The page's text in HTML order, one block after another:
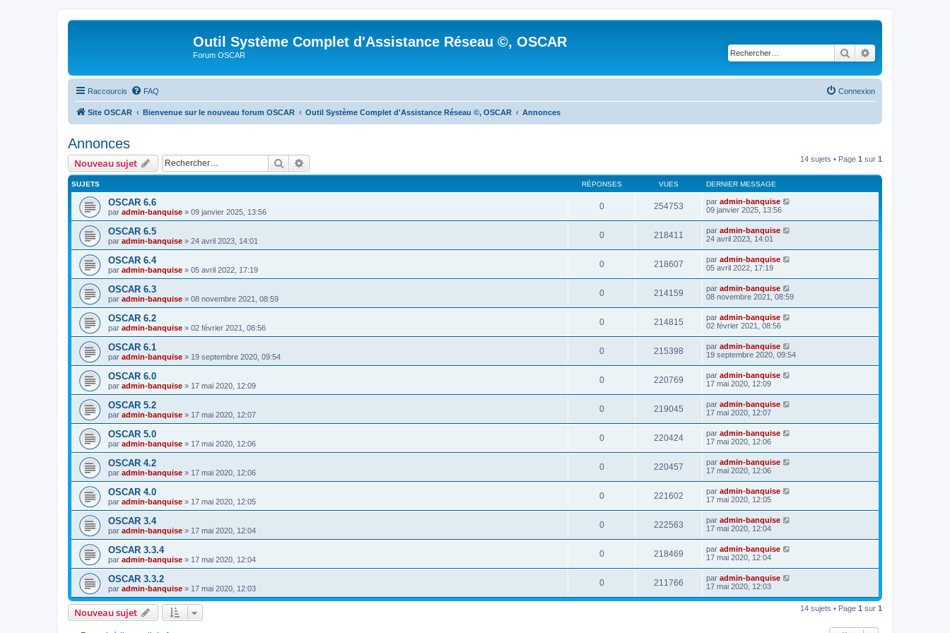
Outil Système Complet d'Assistance Réseau ©, OSCAR
Forum OSCAR Rechercher
Raccourcis FAQ Connexion
Site OSCAR Bienvenue sur le nouveau forum OSCAR Outil Système Complet d'Assistance Réseau ©, OSCAR Annonces
Annonces
Nouveau sujet Rechercher 14 sujets • Page 1 sur 1
SUJETS RÉPONSES VUES DERNIER MESSAGE
OSCAR 6.6
par admin-banquise » 09 janvier 2025, 13:56
0 254753 par admin-banquise
09 janvier 2025, 13:56
OSCAR 6.5
par admin-banquise » 24 avril 2023, 14:01
0 218411 par admin-banquise
24 avril 2023, 14:01
OSCAR 6.4
par admin-banquise » 05 avril 2022, 17:19
0 218607 par admin-banquise
05 avril 2022, 17:19
OSCAR 6.3
par admin-banquise » 08 novembre 2021, 08:59
0 214159 par admin-banquise
08 novembre 2021, 08:59
OSCAR 6.2
par admin-banquise » 02 février 2021, 08:56
0 214815 par admin-banquise
02 février 2021, 08:56
OSCAR 6.1
par admin-banquise » 19 septembre 2020, 09:54
0 215398 par admin-banquise
19 septembre 2020, 09:54
OSCAR 6.0
par admin-banquise » 17 mai 2020, 12:09
0 220769 par admin-banquise
17 mai 2020, 12:09
OSCAR 5.2
par admin-banquise » 17 mai 2020, 12:07
0 219045 par admin-banquise
17 mai 2020, 12:07
OSCAR 5.0
par admin-banquise » 17 mai 2020, 12:06
0 220424 par admin-banquise
17 mai 2020, 12:06
OSCAR 4.2
par admin-banquise » 17 mai 2020, 12:06
0 220457 par admin-banquise
17 mai 2020, 12:06
OSCAR 4.0
par admin-banquise » 17 mai 2020, 12:05
0 221602 par admin-banquise
17 mai 2020, 12:05
OSCAR 3.4
par admin-banquise » 17 mai 2020, 12:04
0 222563 par admin-banquise
17 mai 2020, 12:04
OSCAR 3.3.4
par admin-banquise » 17 mai 2020, 12:04
0 218469 par admin-banquise
17 mai 2020, 12:04
OSCAR 3.3.2
par admin-banquise » 17 mai 2020, 12:03
0 211766 par admin-banquise
17 mai 2020, 12:03
Nouveau sujet 14 sujets • Page 1 sur 1